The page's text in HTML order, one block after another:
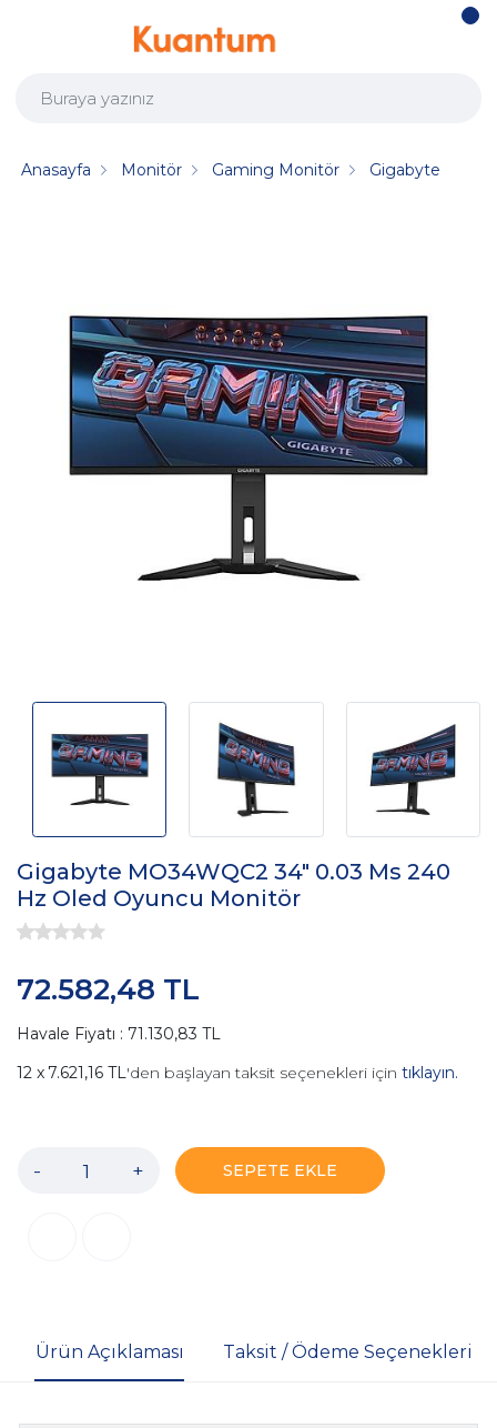
Anasayfa Monitör Gaming Monitör Gigabyte
Gigabyte MO34WQC2 34" 0.03 Ms 240
Hz Oled Oyuncu Monitör
72.582,48 TL
Havale Fiyatı : 71.130,83 TL
7.621,16 TL'den başlayan taksit seçenekleri için tıklayın.
- + SEPETE EKLE
Ürün Açıklaması Taksit / Ödeme Seçenekleri